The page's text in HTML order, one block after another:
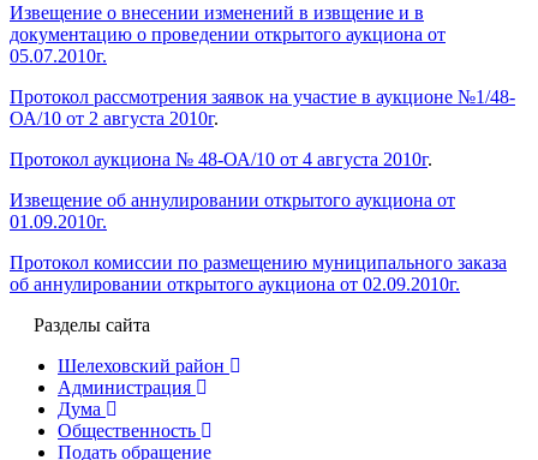
Извещение о внесении изменений в извщение и в
документацию о проведении открытого аукциона от
05.07.2010г.
Протокол рассмотрения заявок на участие в аукционе №1/48-
ОА/10 от 2 августа 2010г.
Протокол аукциона № 48-ОА/10 от 4 августа 2010г.
Извещение об аннулировании открытого аукциона от
01.09.2010г.
Протокол комиссии по размещению муниципального заказа
об аннулировании открытого аукциона от 02.09.2010г.
Разделы сайта
Шелеховский район
Администрация
Дума
Общественность
Подать обращение